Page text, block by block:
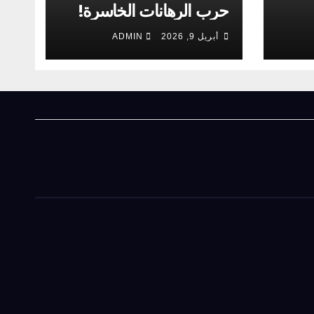
حرب الرهانات الخاسرة!
أبريل 9, 2026 ADMIN